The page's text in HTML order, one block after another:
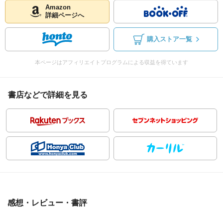
Amazon
詳細ページへ
購入ストア一覧
本ページはアフィリエイトプログラムによる収益を得ています
書店などで詳細を見る
感想・レビュー・書評